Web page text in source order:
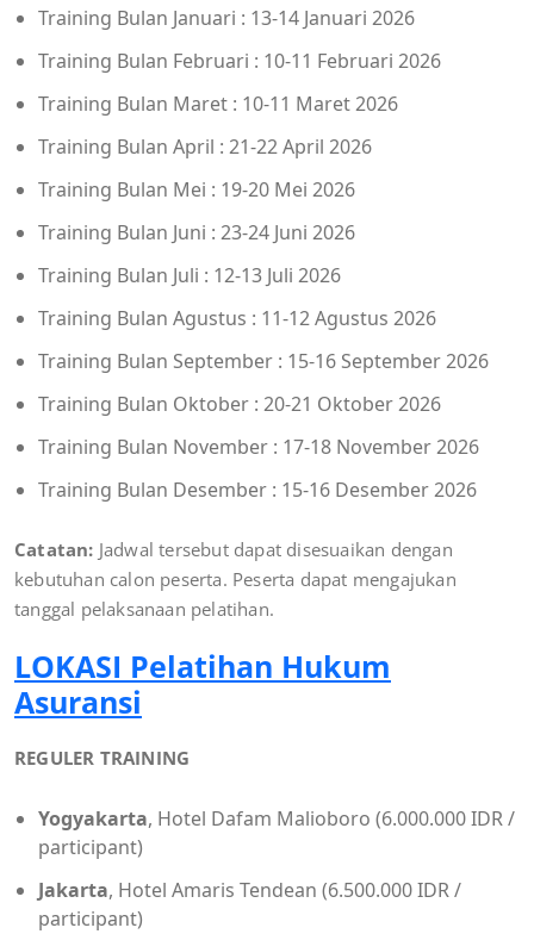
Training Bulan Januari : 13-14 Januari 2026
Training Bulan Februari : 10-11 Februari 2026
Training Bulan Maret : 10-11 Maret 2026
Training Bulan April : 21-22 April 2026
Training Bulan Mei : 19-20 Mei 2026
Training Bulan Juni : 23-24 Juni 2026
Training Bulan Juli : 12-13 Juli 2026
Training Bulan Agustus : 11-12 Agustus 2026
Training Bulan September : 15-16 September 2026
Training Bulan Oktober : 20-21 Oktober 2026
Training Bulan November : 17-18 November 2026
Training Bulan Desember : 15-16 Desember 2026
Catatan: Jadwal tersebut dapat disesuaikan dengan
kebutuhan calon peserta. Peserta dapat mengajukan
tanggal pelaksanaan pelatihan.
LOKASI Pelatihan Hukum
Asuransi
REGULER TRAINING
Yogyakarta, Hotel Dafam Malioboro (6.000.000 IDR /
participant)
Jakarta, Hotel Amaris Tendean (6.500.000 IDR /
participant)